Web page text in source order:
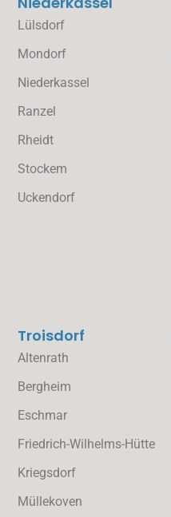
Lülsdorf
Mondorf
Niederkassel
Ranzel
Rheidt
Stockem
Uckendorf
Troisdorf
Altenrath
Bergheim
Eschmar
Friedrich-Wilhelms-Hütte
Kriegsdorf
Müllekoven